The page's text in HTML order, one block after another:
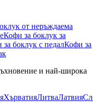
от неръждаема
Кофи за боклук за
боклук с педалКофи за
и най-широка
ХърватияЛитваЛатвия